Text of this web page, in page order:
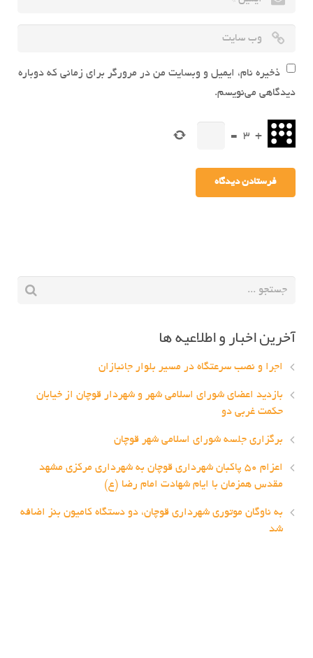
ذخیره نام، ایمیل و وبسایت من در مرورگر برای زمانی که دوباره
دیدگاهی می‌نویسم.
+
3
=
آخرین اخبار و اطلاعیه ها
اجرا و نصب سرعتگاه در مسیر بلوار جانبازان
بازدید اعضای شورای اسلامی شهر و شهردار قوچان از خیابان
حکمت غربی دو
برگزاری جلسه شورای اسلامی شهر قوچان
اعزام ۵۰ پاکبان شهرداری قوچان به شهرداری مرکزی مشهد
مقدس همزمان با ایام شهادت امام رضا (ع)
به ناوگان موتوری شهرداری قوچان، دو دستگاه کامیون بنز اضافه
شد